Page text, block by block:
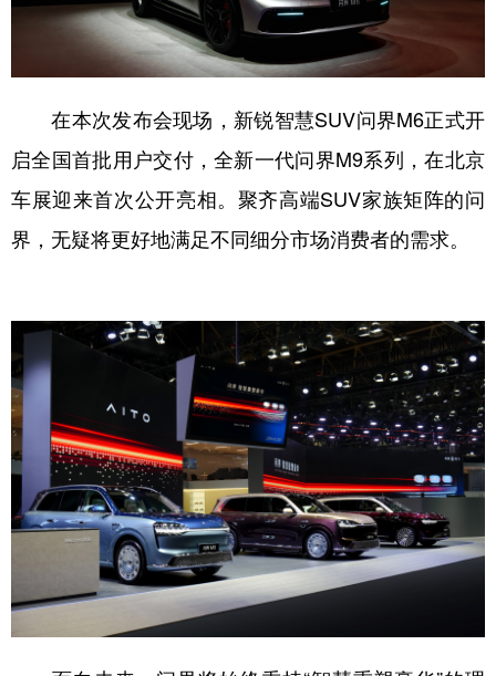
在本次发布会现场，新锐智慧SUV问界M6正式开
启全国首批用户交付，全新一代问界M9系列，在北京
车展迎来首次公开亮相。聚齐高端SUV家族矩阵的问
界，无疑将更好地满足不同细分市场消费者的需求。